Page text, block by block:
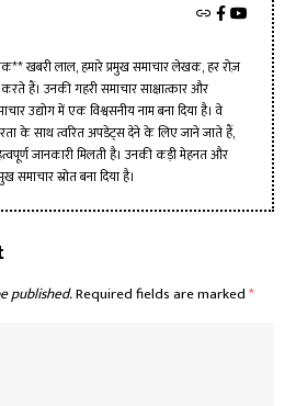
खबरी लाल, हमारे प्रमुख समाचार लेखक, हर रोज़
हैं। उनकी गहरी समाचार साक्षात्कार और
उद्योग में एक विश्वसनीय नाम बना दिया है। वे
के साथ त्वरित अपडेट्स देने के लिए जाने जाते हैं,
जानकारी मिलती है। उनकी कड़ी मेहनत और
स्रोत बना दिया है।
published.Required fields are marked*